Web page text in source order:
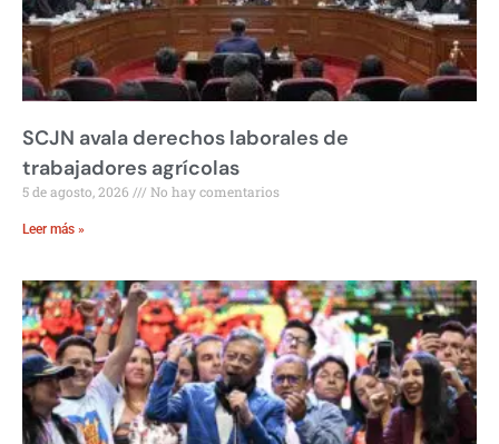
SCJN avala derechos laborales de
trabajadores agrícolas
5 de agosto, 2026 No hay comentarios
Leer más »